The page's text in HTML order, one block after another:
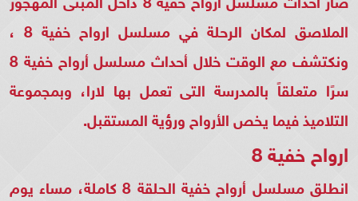
الملاصق لمكان الرحلة في مسلسل ارواح خفية 8 ،
ونكتشف مع الوقت خلال أحداث مسلسل أرواح خفية 8
سرًا متعلقاً بالمدرسة التى تعمل بها لارا، وبمجموعة
التلاميذ فيما يخص الأرواح ورؤية المستقبل.
ارواح خفية 8
انطلق مسلسل أرواح خفية الحلقة 8 كاملة، مساء يوم